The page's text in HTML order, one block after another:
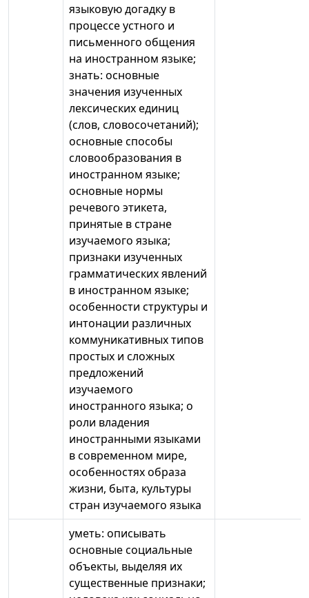
языковую догадку в
процессе устного и
письменного общения
на иностранном языке;
знать: основные
значения изученных
лексических единиц
(слов, словосочетаний);
основные способы
словообразования в
иностранном языке;
основные нормы
речевого этикета,
принятые в стране
изучаемого языка;
признаки изученных
грамматических явлений
в иностранном языке;
особенности структуры и
интонации различных
коммуникативных типов
простых и сложных
предложений
изучаемого
иностранного языка; о
роли владения
иностранными языками
в современном мире,
особенностях образа
жизни, быта, культуры
стран изучаемого языка
уметь: описывать
основные социальные
объекты, выделяя их
существенные признаки;